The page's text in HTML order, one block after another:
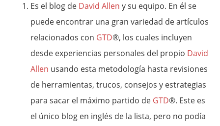
Es el blog de David Allen y su equipo. En él se
puede encontrar una gran variedad de artículos
relacionados con GTD®, los cuales incluyen
desde experiencias personales del propio David
Allen usando esta metodología hasta revisiones
de herramientas, trucos, consejos y estrategias
para sacar el máximo partido de GTD®. Este es
el único blog en inglés de la lista, pero no podía